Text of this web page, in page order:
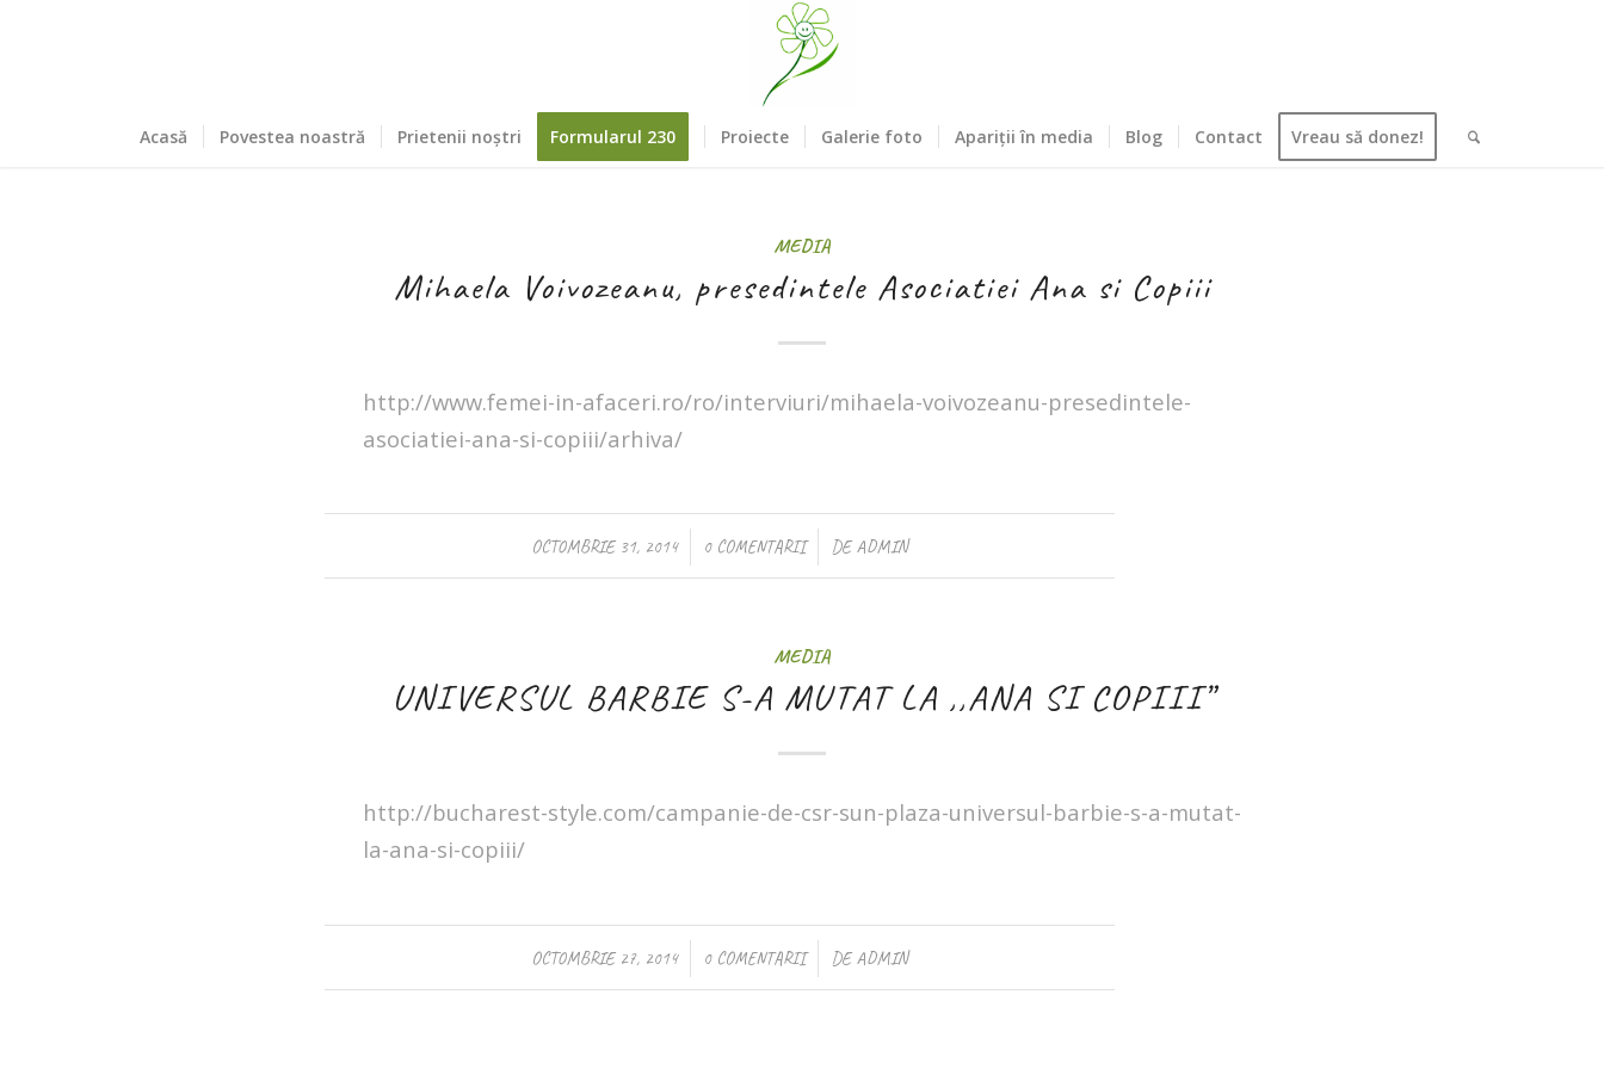
Acasă Povestea noastră Prietenii noștri Formularul 230 Proiecte Galerie foto Apariții în media Blog Contact Vreau să donez!
MEDIA
Mihaela Voivozeanu, presedintele Asociatiei Ana si Copiii
http://www.femei-in-afaceri.ro/ro/interviuri/mihaela-voivozeanu-presedintele-
asociatiei-ana-si-copiii/arhiva/
OCTOMBRIE 31, 2014
/ 0 COMENTARII
/ DE ADMIN
MEDIA
UNIVERSUL BARBIE S-A MUTAT LA ,,ANA SI COPIII”
http://bucharest-style.com/campanie-de-csr-sun-plaza-universul-barbie-s-a-mutat-
la-ana-si-copiii/
OCTOMBRIE 27, 2014
/ 0 COMENTARII
/ DE ADMIN